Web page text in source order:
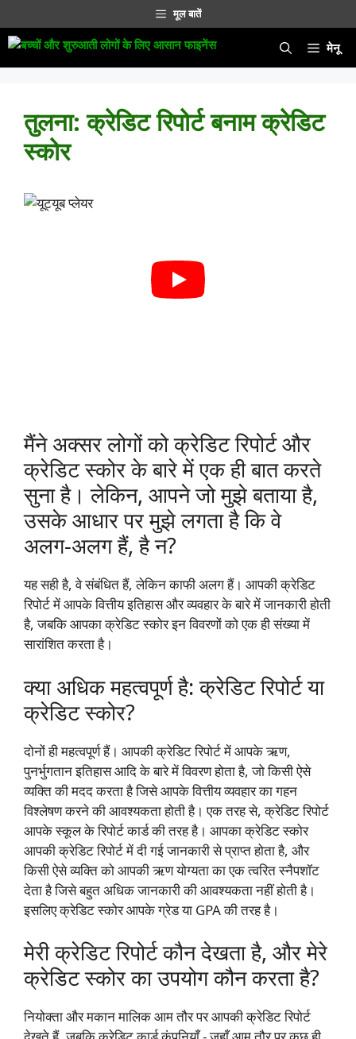
पर
जाएं
मूल बातें
मेनू
तुलना: क्रेडिट रिपोर्ट बनाम क्रेडिट
स्कोर
मैंने अक्सर लोगों को क्रेडिट रिपोर्ट और
क्रेडिट स्कोर के बारे में एक ही बात करते
सुना है। लेकिन, आपने जो मुझे बताया है,
उसके आधार पर मुझे लगता है कि वे
अलग-अलग हैं, है न?
यह सही है, वे संबंधित हैं, लेकिन काफी अलग हैं। आपकी क्रेडिट
रिपोर्ट में आपके वित्तीय इतिहास और व्यवहार के बारे में जानकारी होती
है, जबकि आपका क्रेडिट स्कोर इन विवरणों को एक ही संख्या में
सारांशित करता है।
क्या अधिक महत्वपूर्ण है: क्रेडिट रिपोर्ट या
क्रेडिट स्कोर?
दोनों ही महत्वपूर्ण हैं। आपकी क्रेडिट रिपोर्ट में आपके ऋण,
पुनर्भुगतान इतिहास आदि के बारे में विवरण होता है, जो किसी ऐसे
व्यक्ति की मदद करता है जिसे आपके वित्तीय व्यवहार का गहन
विश्लेषण करने की आवश्यकता होती है। एक तरह से, क्रेडिट रिपोर्ट
आपके स्कूल के रिपोर्ट कार्ड की तरह है। आपका क्रेडिट स्कोर
आपकी क्रेडिट रिपोर्ट में दी गई जानकारी से प्राप्त होता है, और
किसी ऐसे व्यक्ति को आपकी ऋण योग्यता का एक त्वरित स्नैपशॉट
देता है जिसे बहुत अधिक जानकारी की आवश्यकता नहीं होती है।
इसलिए क्रेडिट स्कोर आपके ग्रेड या GPA की तरह है।
मेरी क्रेडिट रिपोर्ट कौन देखता है, और मेरे
क्रेडिट स्कोर का उपयोग कौन करता है?
नियोक्ता और मकान मालिक आम तौर पर आपकी क्रेडिट रिपोर्ट